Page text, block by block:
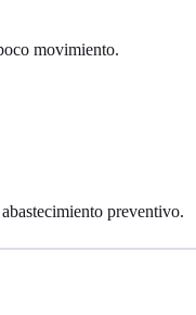
movimiento.
preventivo.